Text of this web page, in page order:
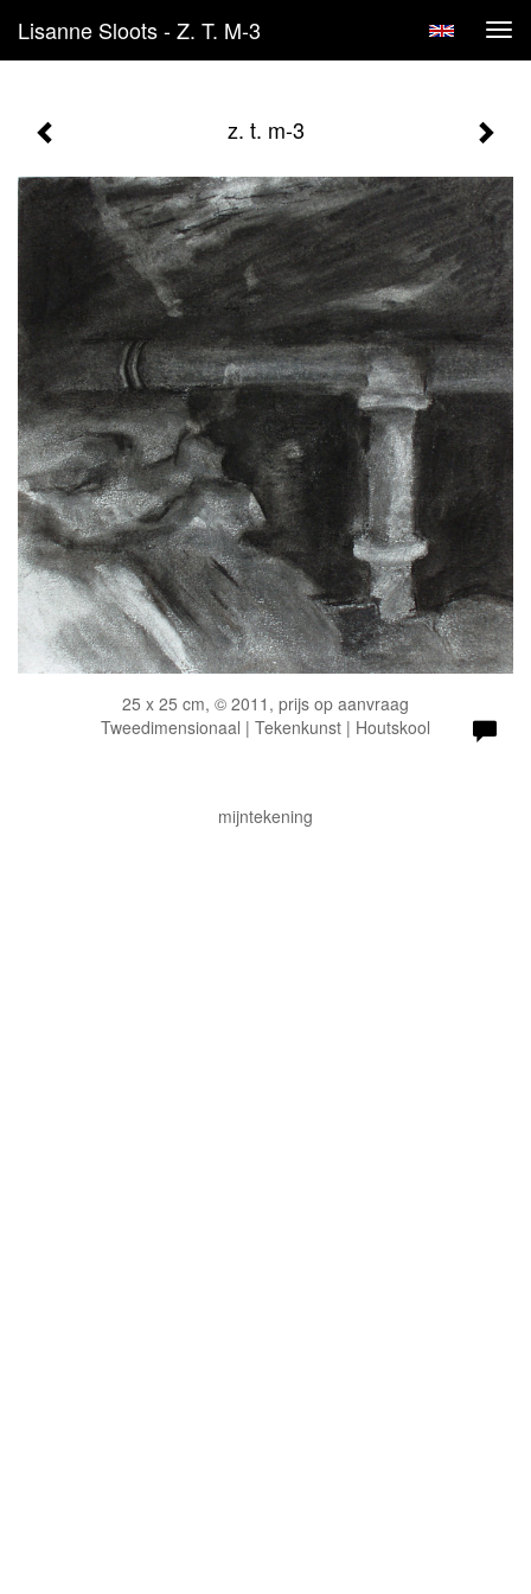
Lisanne Sloots - Z. T. M-3
z. t. m-3
25 x 25 cm, © 2011, prijs op aanvraag
Tweedimensionaal | Tekenkunst | Houtskool
mijntekening